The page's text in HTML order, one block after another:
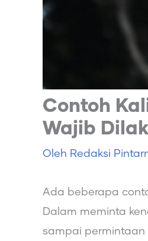
Contoh
Wajib
Oleh Redaksi
Ada beberapa
Dalam meminta
sampai permintaan